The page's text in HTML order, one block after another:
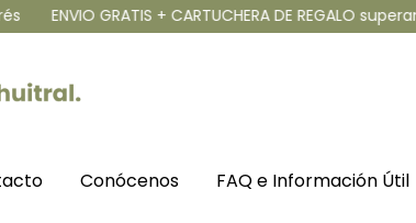
GRATIS + CARTUCHERA DE REGALO superando los
Conócenos FAQ e Información Útil